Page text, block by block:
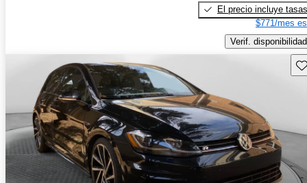
El precio incluye tasas
$771/mes
Verif. disponibilidad